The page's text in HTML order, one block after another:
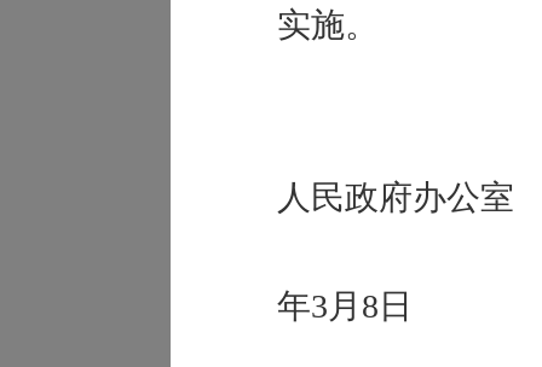
实施。
人民政府办公室
年3月8日